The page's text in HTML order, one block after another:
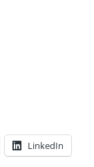
LinkedIn